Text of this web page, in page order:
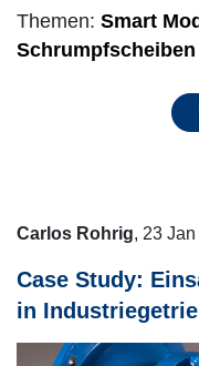
Themen: Smart
Schrumpfscheiben
Carlos Rohrig, 23
Case Study:
in